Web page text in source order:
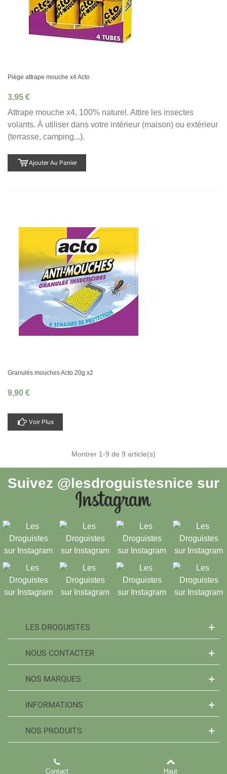
Piège attrape mouche x4 Acto
3,95 €
Attrape mouche x4, 100% naturel. Attire les insectes
volants. À utiliser dans votre intérieur (maison) ou extérieur
(terrasse, camping...).
Ajouter Au Panier
Granulés mouches Acto 20g x2
9,90 €
Voir Plus
Montrer 1-9 de 9 article(s)
Suivez @lesdroguistesnice sur
LES DROGUISTES
NOUS CONTACTER
NOS MARQUES
INFORMATIONS
NOS PRODUITS
Contact Haut